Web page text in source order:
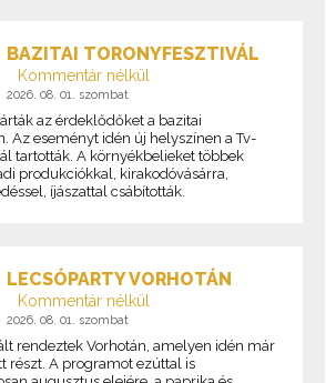
BAZITAI TORONYFESZTIVÁL
Kommentár nélkül
2026. 08. 01. szombat
az érdeklődőket a bazitai
Az eseményt idén új helyszínen a Tv-
tartották. A környékbelieket többek
produkciókkal, kirakodóvásárra,
íjászattal csábították.
LECSÓPARTY VORHOTÁN
Kommentár nélkül
2026. 08. 01. szombat
rendeztek Vorhotán, amelyen idén már
részt. A programot ezúttal is